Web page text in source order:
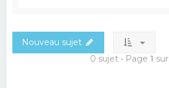
Nouveau sujet
0 sujet • Page 1 sur